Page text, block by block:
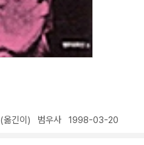
(옮긴이) 범우사 1998-03-20